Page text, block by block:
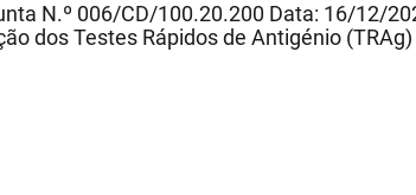
N.º 006/CD/100.20.200 Data: 16/12/
dos Testes Rápidos de Antigénio (TRAg)